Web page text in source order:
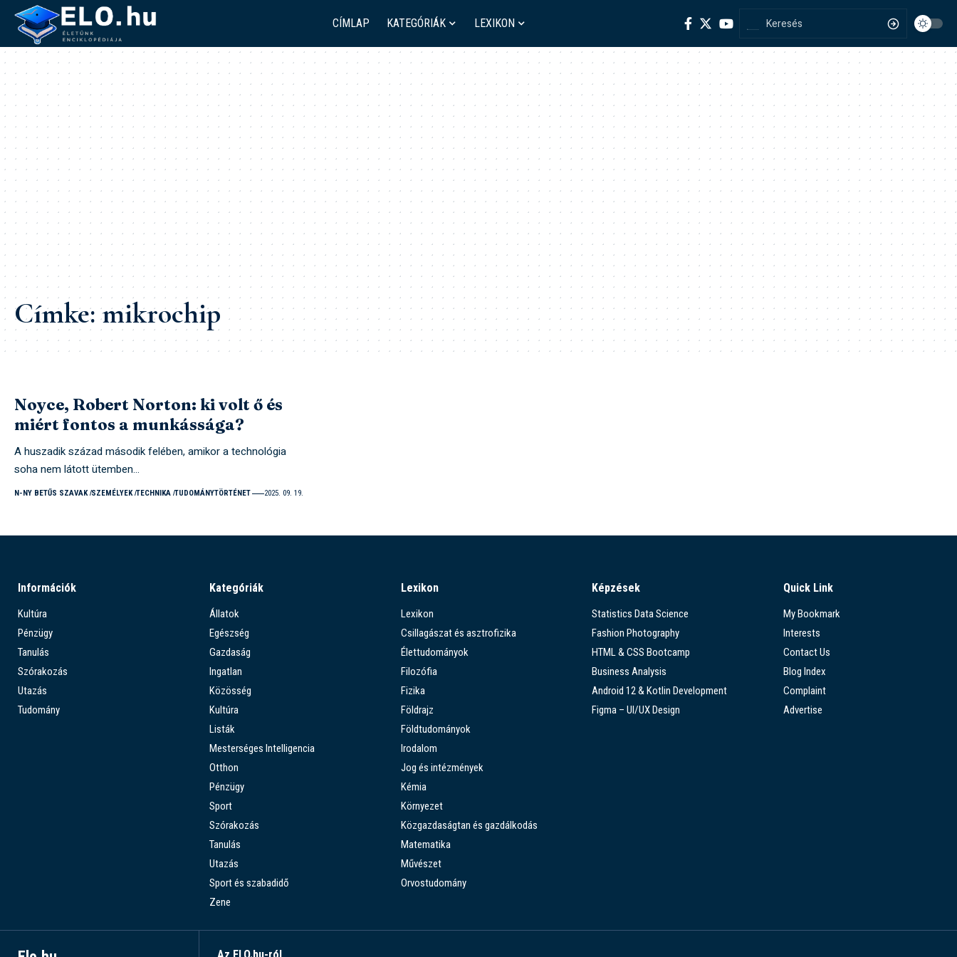
CÍMLAP KATEGÓRIÁK LEXIKON
Címke:mikrochip
Noyce, Robert Norton: ki volt ő és
miért fontos a munkássága?
A huszadik század második felében, amikor a technológia
soha nem látott ütemben…
N-NY BETŰS SZAVAK SZEMÉLYEK TECHNIKA TUDOMÁNYTÖRTÉNET 2025. 09. 19.
Információk
Kultúra
Pénzügy
Tanulás
Szórakozás
Utazás
Tudomány
Kategóriák
Állatok
Egészség
Gazdaság
Ingatlan
Közösség
Kultúra
Listák
Mesterséges Intelligencia
Otthon
Pénzügy
Sport
Szórakozás
Tanulás
Utazás
Sport és szabadidő
Zene
Lexikon
Lexikon
Csillagászat és asztrofizika
Élettudományok
Filozófia
Fizika
Földrajz
Földtudományok
Irodalom
Jog és intézmények
Kémia
Környezet
Közgazdaságtan és gazdálkodás
Matematika
Művészet
Orvostudomány
Képzések
Statistics Data Science
Fashion Photography
HTML & CSS Bootcamp
Business Analysis
Android 12 & Kotlin Development
Figma – UI/UX Design
Quick Link
My Bookmark
Interests
Contact Us
Blog Index
Complaint
Advertise